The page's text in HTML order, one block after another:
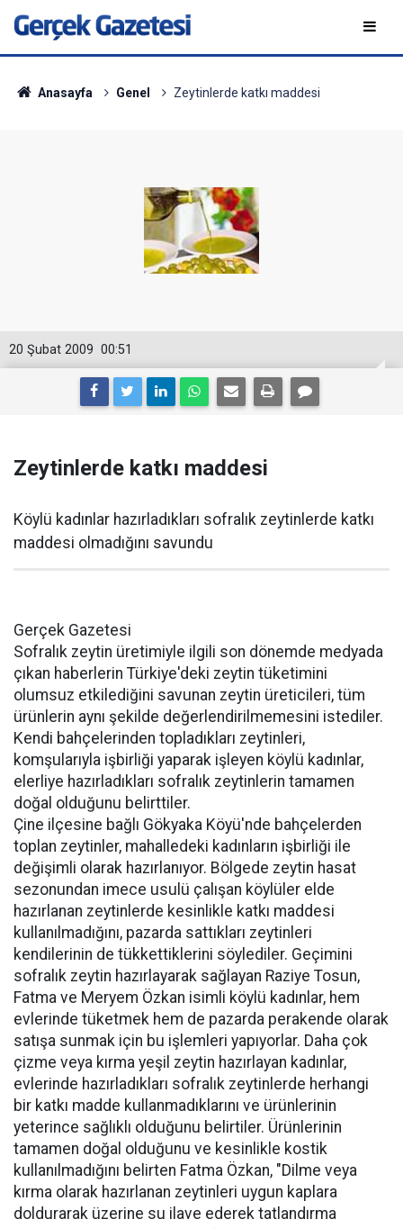
Anasayfa Genel Zeytinlerde katkı maddesi
00:51
20 Şubat 2009
Zeytinlerde katkı maddesi
Köylü kadınlar hazırladıkları sofralık zeytinlerde katkı
maddesi olmadığını savundu
Gerçek Gazetesi
Sofralık zeytin üretimiyle ilgili son dönemde medyada
çıkan haberlerin Türkiye'deki zeytin tüketimini
olumsuz etkilediğini savunan zeytin üreticileri, tüm
ürünlerin aynı şekilde değerlendirilmemesini istediler.
Kendi bahçelerinden topladıkları zeytinleri,
komşularıyla işbirliği yaparak işleyen köylü kadınlar,
elerliye hazırladıkları sofralık zeytinlerin tamamen
doğal olduğunu belirttiler.
Çine ilçesine bağlı Gökyaka Köyü'nde bahçelerden
toplan zeytinler, mahalledeki kadınların işbirliği ile
değişimli olarak hazırlanıyor. Bölgede zeytin hasat
sezonundan imece usulü çalışan köylüler elde
hazırlanan zeytinlerde kesinlikle katkı maddesi
kullanılmadığını, pazarda sattıkları zeytinleri
kendilerinin de tükkettiklerini söylediler. Geçimini
sofralık zeytin hazırlayarak sağlayan Raziye Tosun,
Fatma ve Meryem Özkan isimli köylü kadınlar, hem
evlerinde tüketmek hem de pazarda perakende olarak
satışa sunmak için bu işlemleri yapıyorlar. Daha çok
çizme veya kırma yeşil zeytin hazırlayan kadınlar,
evlerinde hazırladıkları sofralık zeytinlerde herhangi
bir katkı madde kullanmadıklarını ve ürünlerinin
yeterince sağlıklı olduğunu belirtiler. Ürünlerinin
tamamen doğal olduğunu ve kesinlikle kostik
kullanılmadığını belirten Fatma Özkan, "Dilme veya
kırma olarak hazırlanan zeytinleri uygun kaplara
doldurarak üzerine su ilave ederek tatlandırma